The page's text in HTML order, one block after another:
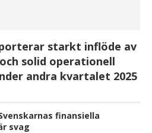
starkt inflöde av
solid operationell
andra kvartalet 2025
finansiella
svag